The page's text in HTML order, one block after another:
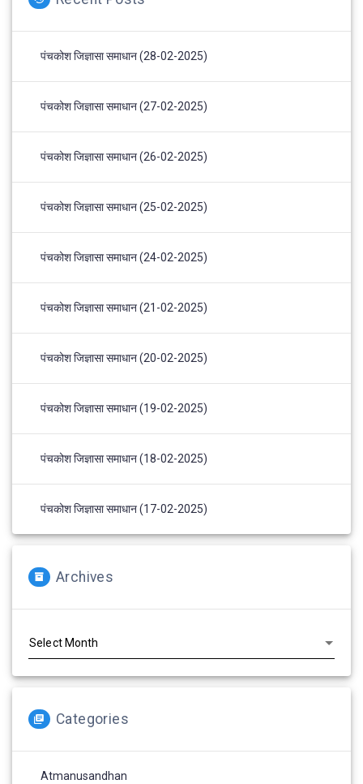
पंचकोश जिज्ञासा समाधान (28-02-2025)
पंचकोश जिज्ञासा समाधान (27-02-2025)
पंचकोश जिज्ञासा समाधान (26-02-2025)
पंचकोश जिज्ञासा समाधान (25-02-2025)
पंचकोश जिज्ञासा समाधान (24-02-2025)
पंचकोश जिज्ञासा समाधान (21-02-2025)
पंचकोश जिज्ञासा समाधान (20-02-2025)
पंचकोश जिज्ञासा समाधान (19-02-2025)
पंचकोश जिज्ञासा समाधान (18-02-2025)
पंचकोश जिज्ञासा समाधान (17-02-2025)
Archives
Categories
Atmanusandhan